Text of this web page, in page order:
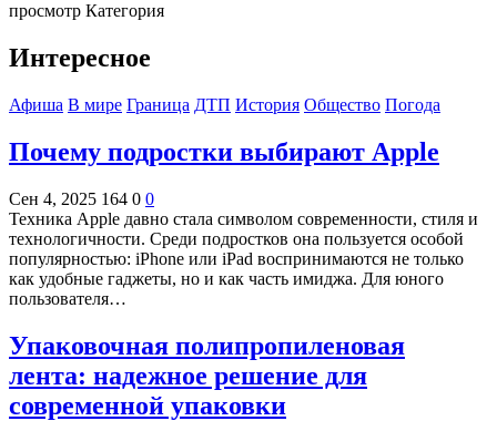
просмотр Категория
Интересное
Афиша В мире Граница ДТП История Общество Погода
Почему подростки выбирают Apple
Сен 4, 2025 164 0 0
Техника Apple давно стала символом современности, стиля и
технологичности. Среди подростков она пользуется особой
популярностью: iPhone или iPad воспринимаются не только
как удобные гаджеты, но и как часть имиджа. Для юного
пользователя…
Упаковочная полипропиленовая
лента: надежное решение для
современной упаковки